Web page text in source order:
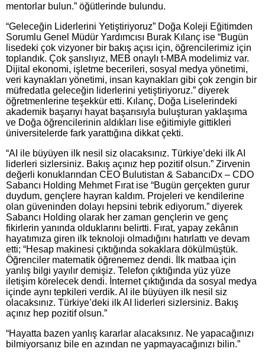
mentorlar bulun.” öğütlerinde bulundu.
“Geleceğin Liderlerini Yetiştiriyoruz” Doğa Koleji Eğitimden
Sorumlu Genel Müdür Yardımcısı Burak Kılanç ise “Bugün
lisedeki çok vizyoner bir bakış açısı için, öğrencilerimiz için
toplandık. Çok şanslıyız, MEB onaylı t-MBA modelimiz var.
Dijital ekonomi, işletme becerileri, sosyal medya yönetimi,
veri kaynakları yönetimi, insan kaynakları gibi çok zengin bir
müfredatla geleceğin liderlerini yetiştiriyoruz.” diyerek
öğretmenlerine teşekkür etti. Kılanç, Doğa Liselerindeki
akademik başarıyı hayat başarısıyla buluşturan yaklaşıma
ve Doğa öğrencilerinin aldıkları lise eğitimiyle gittikleri
üniversitelerde fark yarattığına dikkat çekti.
“AI ile büyüyen ilk nesil siz olacaksınız. Türkiye’deki ilk AI
liderleri sizlersiniz. Bakış açınız hep pozitif olsun.” Zirvenin
değerli konuklarından CEO Bulutistan & SabancıDx – CDO
Sabancı Holding Mehmet Fırat ise “Bugün gerçekten gurur
duydum, gençlere hayran kaldım. Projeleri ve kendilerine
olan güveninden dolayı hepsini tebrik ediyorum.” diyerek
Sabancı Holding olarak her zaman gençlerin ve genç
fikirlerin yanında olduklarını belirtti. Fırat, yapay zekânın
hayatımıza giren ilk teknoloji olmadığını hatırlattı ve devam
etti; “Hesap makinesi çıktığında sokaklara dökülmüştük.
Öğrenciler matematik öğrenemez dendi. İlk matbaa için
yanlış bilgi yayılır demişiz. Telefon çıktığında yüz yüze
iletişim körelecek dendi. İnternet çıktığında da sosyal medya
içinde aynı tepkileri verdik. AI ile büyüyen ilk nesil siz
olacaksınız. Türkiye’deki ilk AI liderleri sizlersiniz. Bakış
açınız hep pozitif olsun.”
“Hayatta bazen yanlış kararlar alacaksınız. Ne yapacağınızı
bilmiyorsanız bile en azından ne yapmayacağınızı bilin.”